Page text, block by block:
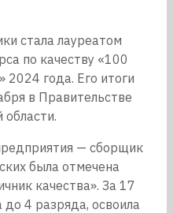
стала лауреатом
по качеству «100
2024 года. Его итоги
в Правительстве
области.
— сборщик
была отмечена
качества». За 17
4 разряда, освоила